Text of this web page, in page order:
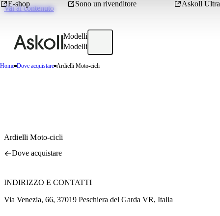
Vai al contenuto
E-shop Sono un rivenditore Askoll Ultra
Modelli
Modelli
Home Dove acquistare Ardielli Moto-cicli
Ardielli Moto-cicli
Dove acquistare
INDIRIZZO E CONTATTI
Via Venezia, 66, 37019 Peschiera del Garda VR, Italia